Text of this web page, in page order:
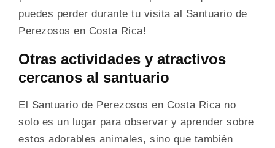
puedes perder durante tu visita al Santuario de
Perezosos en Costa Rica!
Otras actividades y atractivos
cercanos al santuario
El Santuario de Perezosos en Costa Rica no
solo es un lugar para observar y aprender sobre
estos adorables animales, sino que también